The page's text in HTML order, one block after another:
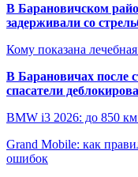
В Барановичском
задерживали со
Кому показана
В Барановичах после
спасатели
BMW i3 2026: до 850 км
Grand Mobile: как
ошибок